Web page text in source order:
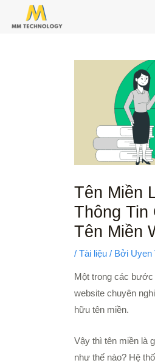
Tên Miền
Thông Tin
Tên Miền
/Tài liệu / Bởi Uyen
Một trong các bước
website chuyên
hữu tên miền.
Vậy thì tên miền là
như thế nào? Hệ